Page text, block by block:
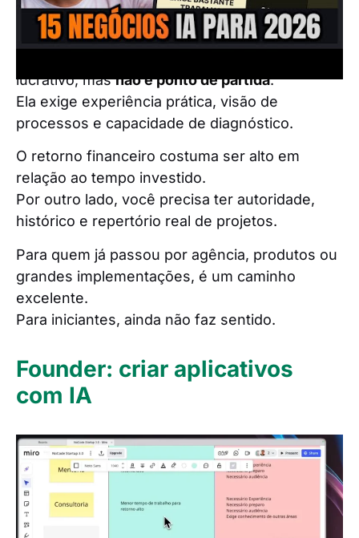
lucrativo, masnão é ponto de partida.
Ela exige experiência prática, visão de
processos e capacidade de diagnóstico.
O retorno financeiro costuma ser alto em
relação ao tempo investido.
Por outro lado, você precisa ter autoridade,
histórico e repertório real de projetos.
Para quem já passou por agência, produtos ou
grandes implementações, é um caminho
excelente.
Para iniciantes, ainda não faz sentido.
Founder: criar aplicativos
com IA